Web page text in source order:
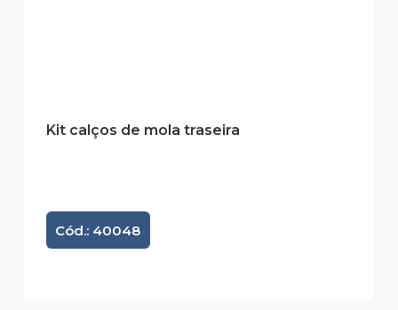
Kit calços de mola traseira
Cód.: 40048